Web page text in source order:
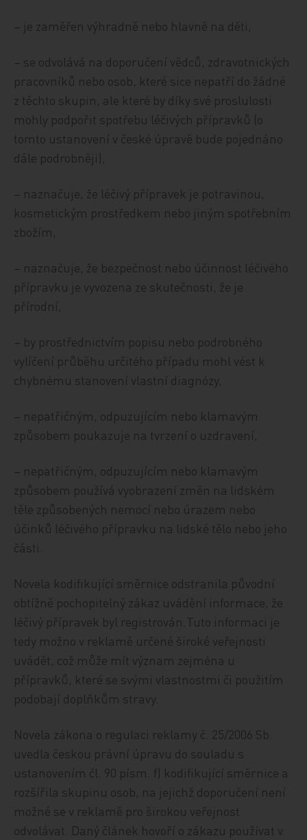
– je zaměřen výhradně nebo hlavně na děti,
– se odvolává na doporučení vědců, zdravotnických
pracovníků nebo osob, které sice nepatří do žádné
z těchto skupin, ale které by díky své proslulosti
mohly podpořit spotřebu léčivých přípravků (o
tomto ustanovení v české úpravě bude pojednáno
dále podrobněji),
– naznačuje, že léčivý přípravek je potravinou,
kosmetickým prostředkem nebo jiným spotřebním
zbožím,
– naznačuje, že bezpečnost nebo účinnost léčivého
přípravku je vyvozena ze skutečnosti, že je
přírodní,
– by prostřednictvím popisu nebo podrobného
vylíčení průběhu určitého případu mohl vést k
chybnému stanovení vlastní diagnózy,
– nepatřičným, odpuzujícím nebo klamavým
způsobem poukazuje na tvrzení o uzdravení,
– nepatřičným, odpuzujícím nebo klamavým
způsobem používá vyobrazení změn na lidském
těle způsobených nemocí nebo úrazem nebo
účinků léčivého přípravku na lidské tělo nebo jeho
části.
Novela kodifikující směrnice odstranila původní
obtížně pochopitelný zákaz uvádění informace, že
léčivý přípravek byl registrován.Tuto informaci je
tedy možno v reklamě určené široké veřejnosti
uvádět, což může mít význam zejména u
přípravků, které se svými vlastnostmi či použitím
podobají doplňkům stravy.
Novela zákona o regulaci reklamy č. 25/2006 Sb.
uvedla českou právní úpravu do souladu s
ustanovením čl. 90 písm. f) kodifikující směrnice a
rozšířila skupinu osob, na jejichž doporučení není
možné se v reklamě pro širokou veřejnost
odvolávat. Daný článek hovoří o zákazu používat v